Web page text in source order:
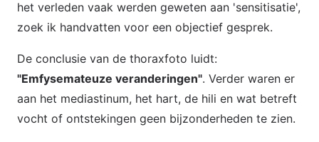
het verleden vaak werden geweten aan 'sensitisatie',
zoek ik handvatten voor een objectief gesprek.
De conclusie van de thoraxfoto luidt:
"Emfysemateuze veranderingen". Verder waren er
aan het mediastinum, het hart, de hili en wat betreft
vocht of ontstekingen geen bijzonderheden te zien.